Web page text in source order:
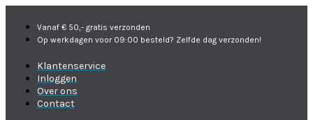
Vanaf € 50,- gratis verzonden
Op werkdagen voor 09:00 besteld? Zelfde dag verzonden!
Klantenservice
Inloggen
Over ons
Contact